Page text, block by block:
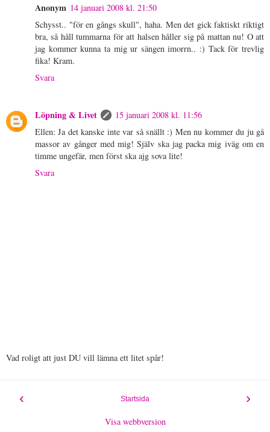
Anonym 14 januari 2008 kl. 21:50
Schysst.. "för en gångs skull", haha. Men det gick faktiskt riktigt
bra, så håll tummarna för att halsen håller sig på mattan nu! O att
jag kommer kunna ta mig ur sängen imorrn.. :) Tack för trevlig
fika! Kram.
Svara
Löpning & Livet
15 januari 2008 kl. 11:56
Ellen: Ja det kanske inte var så snällt :) Men nu kommer du ju gå
massor av gånger med mig! Själv ska jag packa mig iväg om en
timme ungefär, men först ska ajg sova lite!
Svara
Vad roligt att just DU vill lämna ett litet spår!
‹ ›
Startsida
Visa webbversion